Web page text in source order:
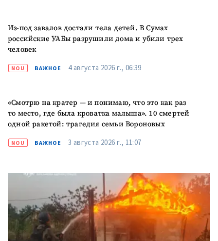
Из-под завалов достали тела детей. В Сумах
российские УАБы разрушили дома и убили трех
человек
NOU ВАЖНОЕ 4 августа 2026 г., 06:39
«Смотрю на кратер — и понимаю, что это как раз
то место, где была кроватка малыша». 10 смертей
одной ракетой: трагедия семьи Вороновых
NOU ВАЖНОЕ 3 августа 2026 г., 11:07